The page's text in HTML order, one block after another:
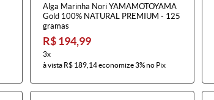
Alga Marinha Nori YAMAMOTOYAMA
Gold 100% NATURAL PREMIUM - 125
gramas
R$ 194,99
3x
à vista R$ 189,14economize3%no Pix